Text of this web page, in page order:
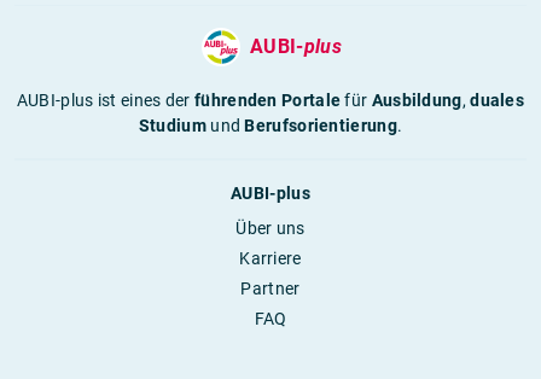
AUBI-plus
AUBI-plus ist eines derführenden Portalefür Ausbildung,duales
StudiumundBerufsorientierung.
AUBI-plus
Über uns
Karriere
Partner
FAQ